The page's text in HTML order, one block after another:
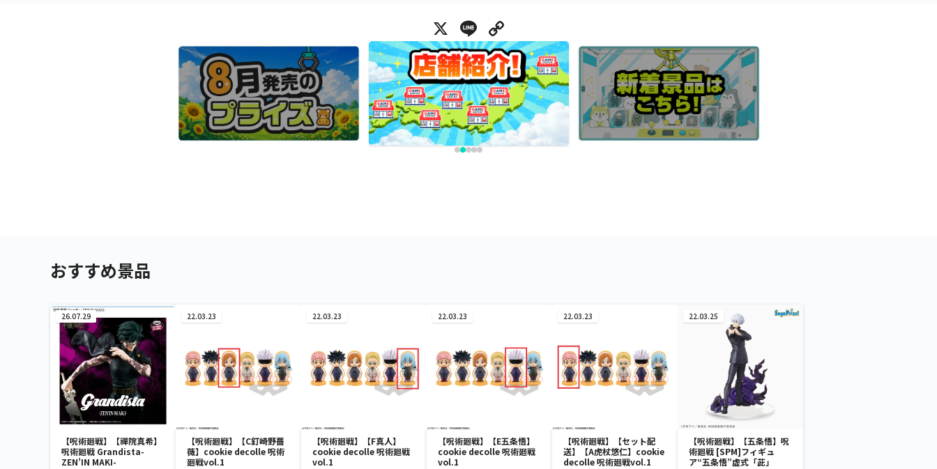
X Line
おすすめ景品
26.07.29
【呪術廻戦】【禪院真希】
呪術廻戦 Grandista-
ZEN’IN MAKI-
22.03.23
【呪術廻戦】【C釘崎野薔
薇】cookie decolle 呪術
廻戦vol.1
22.03.23
【呪術廻戦】【F真人】
cookie decolle 呪術廻戦
vol.1
22.03.23
【呪術廻戦】【E五条悟】
cookie decolle 呪術廻戦
vol.1
22.03.23
【呪術廻戦】【セット配
送】【A虎杖悠仁】cookie
decolle 呪術廻戦vol.1
22.03.25
【呪術廻戦】【五条悟】呪
術廻戦 [SPM]フィギュ
ア“五条悟”虚式「茈」